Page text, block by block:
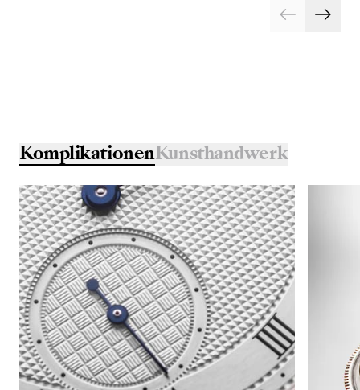
KomplikationenKunsthandwerk